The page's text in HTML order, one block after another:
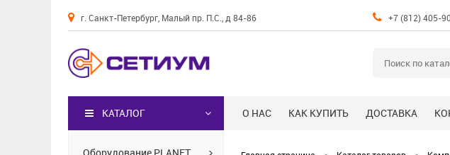
г. Санкт-Петербург, Малый пр. П.С., д 84-86 +7 (812) 405-
О НАС КАК КУПИТЬ ДОСТАВКА
КАТАЛОГ